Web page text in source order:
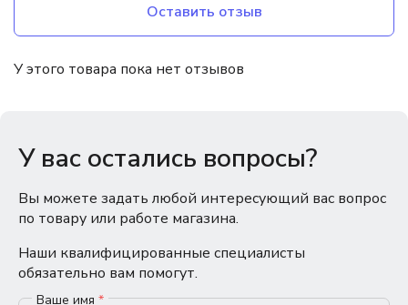
Оставить отзыв
У этого товара пока нет отзывов
У вас остались вопросы?
Вы можете задать любой интересующий вас вопрос
по товару или работе магазина.
Наши квалифицированные специалисты
обязательно вам помогут.
Ваше имя *